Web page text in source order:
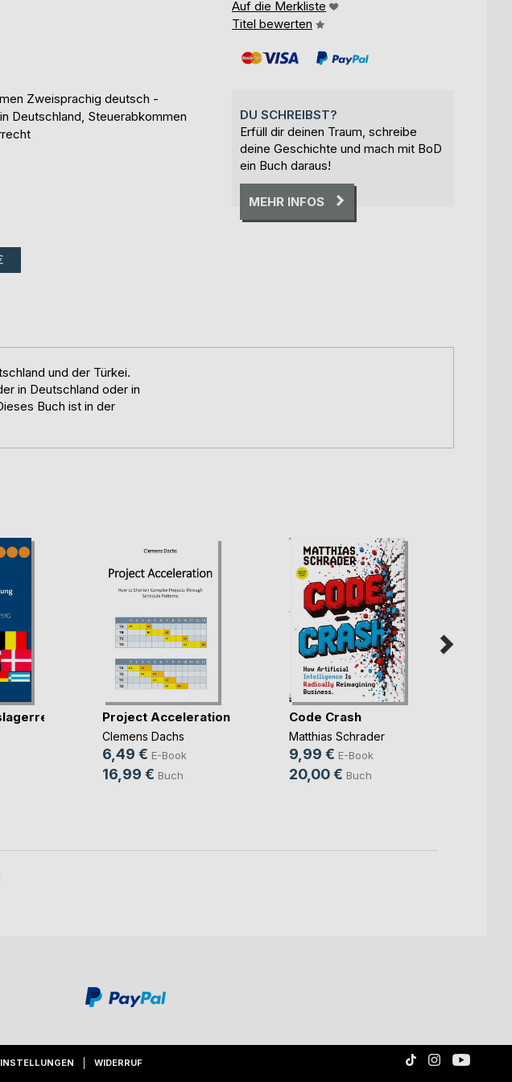
Zweisprachig deutsch -
Deutschland, Steuerabkommen
Auf die Merkliste
Titel bewerten
DU SCHREIBST?
Erfüll dir deinen Traum, schreibe
deine Geschichte und mach mit BoD
ein Buch daraus!
MEHR INFOS
und der Türkei.
in Deutschland oder in
Buch ist in der
Project Acceleration
Clemens Dachs
6,49 € E-Book
16,99 € Buch
Code Crash
Matthias Schrader
9,99 € E-Book
20,00 € Buch
WIDERRUF